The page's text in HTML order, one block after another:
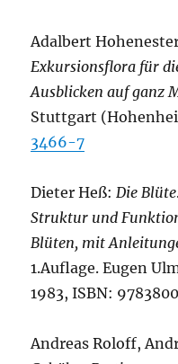
Adalbert
Exkursionsflora für
Ausblicken auf ganz
Stuttgart
3466-7
Dieter Heß:Die Blüte
Struktur und
Blüten, mit
1.Auflage. Eugen
1983, ISBN:
Andreas Roloff,